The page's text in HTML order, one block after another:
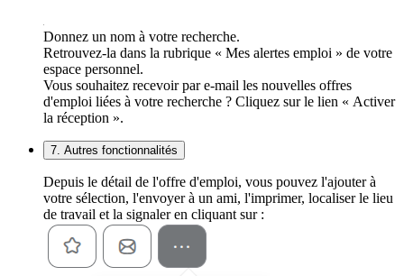
Donnez un nom à votre recherche.
Retrouvez-la dans la rubrique « Mes alertes emploi » de votre
espace personnel.
Vous souhaitez recevoir par e-mail les nouvelles offres
d'emploi liées à votre recherche ? Cliquez sur le lien « Activer
la réception ».
7. Autres fonctionnalités
Depuis le détail de l'offre d'emploi, vous pouvez l'ajouter à
votre sélection, l'envoyer à un ami, l'imprimer, localiser le lieu
de travail et la signaler en cliquant sur :